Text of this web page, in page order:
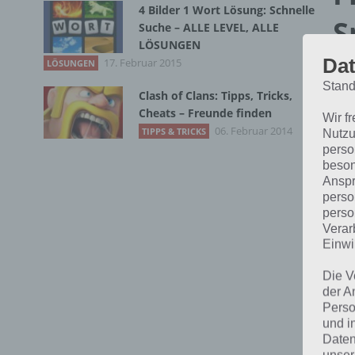
4 Bilder 1 Wort Lösung: Schnelle
Suche – ALLE LEVEL, ALLE
LÖSUNGEN
LÖSUNGEN 17. Februar 2015
Clash of Clans: Tipps, Tricks,
Cheats – Freunde finden
TIPPS & TRICKS 06. Februar 2014
Wir
Die
der
und